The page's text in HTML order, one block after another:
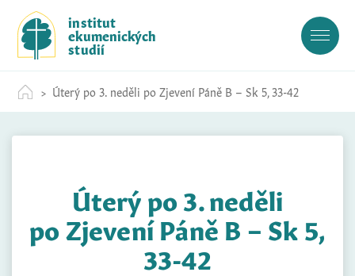
c
institut
ekumenických
studií
Úterý po 3. neděli po Zjevení Páně B – Sk 5, 33-42
Úterý po 3. neděli
po Zjevení Páně B – Sk 5,
33-42